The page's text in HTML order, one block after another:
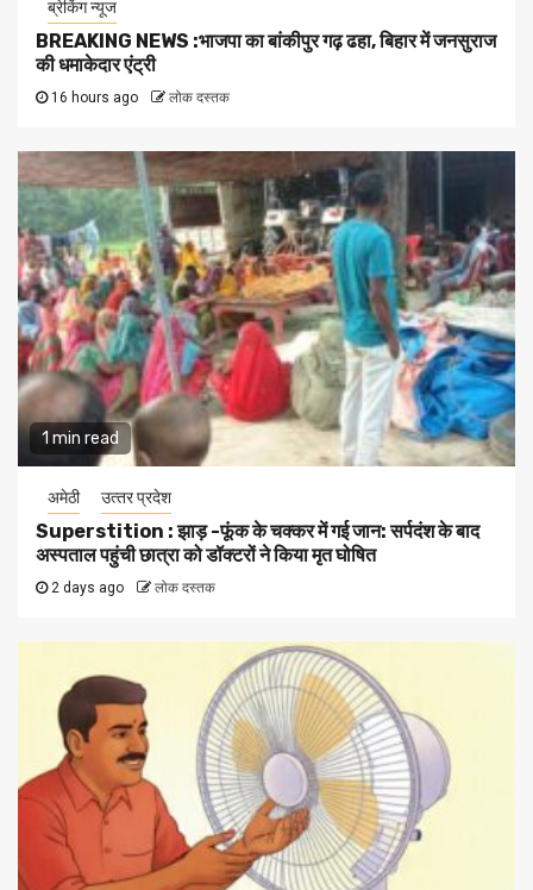
ब्रेकिंग न्यूज
BREAKING NEWS :भाजपा का बांकीपुर गढ़ ढहा, बिहार में जनसुराज
की धमाकेदार एंट्री
16 hours ago लोक दस्तक
1 min read
अमेठी उत्‍तर प्रदेश
Superstition : झाड़ -फूंक के चक्कर में गई जान: सर्पदंश के बाद
अस्पताल पहुंची छात्रा को डॉक्टरों ने किया मृत घोषित
2 days ago लोक दस्तक